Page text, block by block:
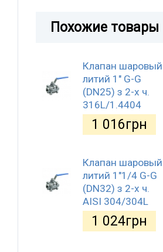
Похожие товары
Клапан шаровый
литий 1" G-G
(DN25) з 2-х ч.
316L/1.4404
1 016грн
Клапан шаровый
литий 1"1/4 G-G
(DN32) з 2-х ч.
AISI 304/304L
1 024грн